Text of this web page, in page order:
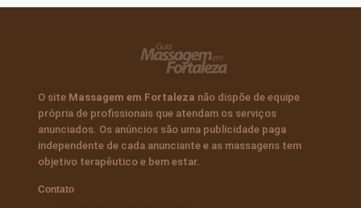
O site Massagem em Fortaleza não dispõe de equipe
própria de profissionais que atendam os serviços
anunciados. Os anúncios são uma publicidade paga
independente de cada anunciante e as massagens tem
objetivo terapêutico e bem estar.
Contato